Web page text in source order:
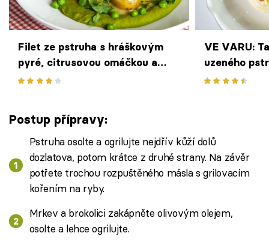
Filet ze pstruha s hráškovým
pyré, citrusovou omáčkou a
pečenými bramborami grenaille
VE VARU:
uzeného
omáčkou
Postup přípravy:
Pstruha osolte a ogrilujte nejdřív kůží dolů
dozlatova, potom krátce z druhé strany. Na závěr
potřete trochou rozpuštěného másla s grilovacím
kořením na ryby.
Mrkev a brokolici zakápněte olivovým olejem,
osolte a lehce ogrilujte.